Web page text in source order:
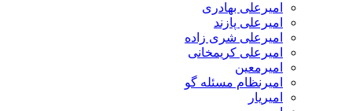
امیرعلی بهادری
امیرعلی پازند
امیرعلی شری زاده
امیرعلی کریمخانی
امیرمعین
امیرنظام مسئله گو
امیریار